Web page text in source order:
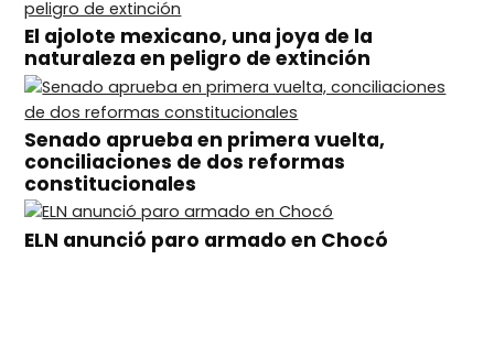
El ajolote mexicano, una joya de la
naturaleza en peligro de extinción
Senado aprueba en primera vuelta,
conciliaciones de dos reformas
constitucionales
ELN anunció paro armado en Chocó